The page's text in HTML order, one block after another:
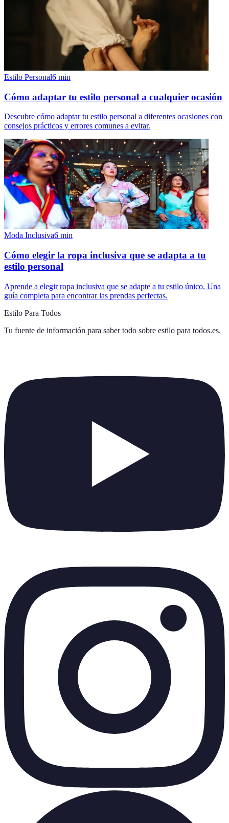
Estilo Personal6 min
Cómo adaptar tu estilo personal a cualquier ocasión
Descubre cómo adaptar tu estilo personal a diferentes ocasiones con
consejos prácticos y errores comunes a evitar.
Moda Inclusiva6 min
Cómo elegir la ropa inclusiva que se adapta a tu
estilo personal
Aprende a elegir ropa inclusiva que se adapte a tu estilo único. Una
guía completa para encontrar las prendas perfectas.
Estilo Para Todos
Tu fuente de información para saber todo sobre estilo para todos.es.